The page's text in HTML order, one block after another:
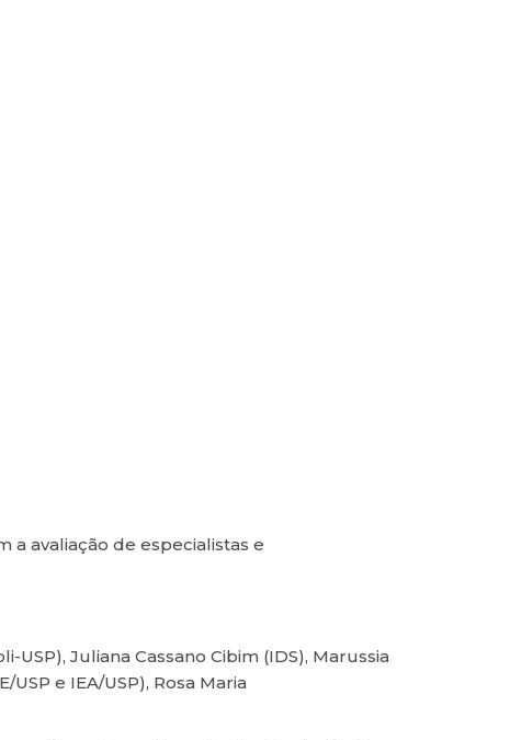
a avaliação de especialistas e
USP), Juliana Cassano Cibim (IDS), Marussia
e IEA/USP), Rosa Maria